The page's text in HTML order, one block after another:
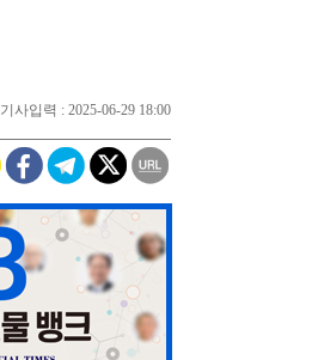
기사입력 : 2025-06-29 18:00